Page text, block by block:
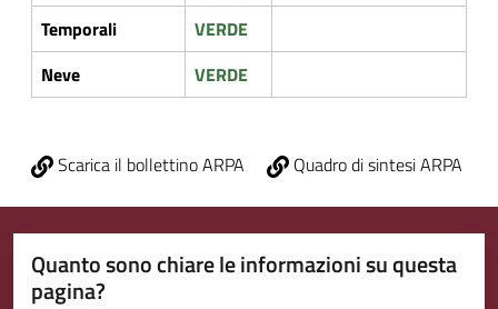
Temporali
VERDE
Neve
VERDE
Scarica il bollettino ARPA Quadro di sintesi ARPA
Quanto sono chiare le informazioni su questa
pagina?